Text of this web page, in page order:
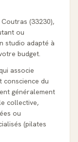
(33230),
ou
studio adapté à
budget.
associe
conscience du
généralement
collective,
ou
(pilates